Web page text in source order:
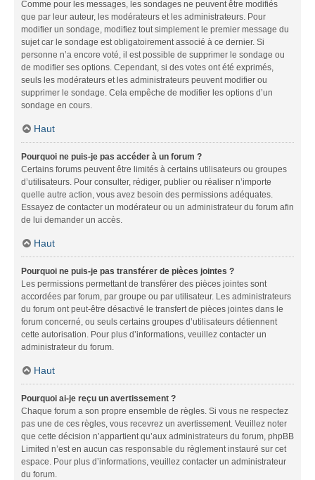
Comme pour les messages, les sondages ne peuvent être modifiés
que par leur auteur, les modérateurs et les administrateurs. Pour
modifier un sondage, modifiez tout simplement le premier message du
sujet car le sondage est obligatoirement associé à ce dernier. Si
personne n’a encore voté, il est possible de supprimer le sondage ou
de modifier ses options. Cependant, si des votes ont été exprimés,
seuls les modérateurs et les administrateurs peuvent modifier ou
supprimer le sondage. Cela empêche de modifier les options d’un
sondage en cours.
Haut
Pourquoi ne puis-je pas accéder à un forum ?
Certains forums peuvent être limités à certains utilisateurs ou groupes
d’utilisateurs. Pour consulter, rédiger, publier ou réaliser n’importe
quelle autre action, vous avez besoin des permissions adéquates.
Essayez de contacter un modérateur ou un administrateur du forum afin
de lui demander un accès.
Haut
Pourquoi ne puis-je pas transférer de pièces jointes ?
Les permissions permettant de transférer des pièces jointes sont
accordées par forum, par groupe ou par utilisateur. Les administrateurs
du forum ont peut-être désactivé le transfert de pièces jointes dans le
forum concerné, ou seuls certains groupes d’utilisateurs détiennent
cette autorisation. Pour plus d’informations, veuillez contacter un
administrateur du forum.
Haut
Pourquoi ai-je reçu un avertissement ?
Chaque forum a son propre ensemble de règles. Si vous ne respectez
pas une de ces règles, vous recevrez un avertissement. Veuillez noter
que cette décision n’appartient qu’aux administrateurs du forum, phpBB
Limited n’est en aucun cas responsable du règlement instauré sur cet
espace. Pour plus d’informations, veuillez contacter un administrateur
du forum.